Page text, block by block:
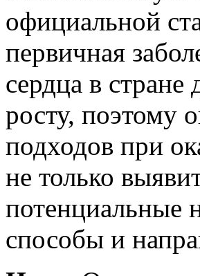
официальной
первичная
сердца в
росту, поэтому
подходов при
не только
потенциальные
способы и